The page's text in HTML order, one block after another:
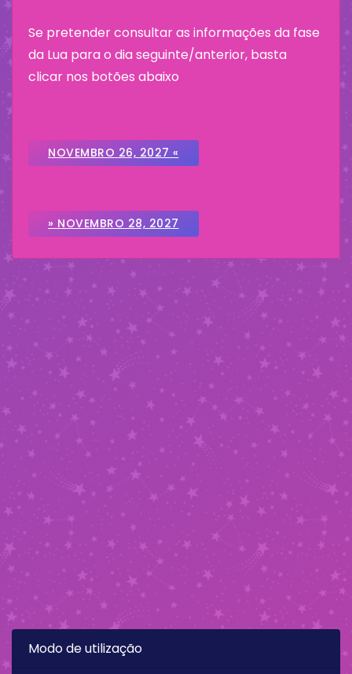
Se pretender consultar as informações da fase
da Lua para o dia seguinte/anterior, basta
clicar nos botões abaixo
NOVEMBRO 26, 2027 «
» NOVEMBRO 28, 2027
Modo de utilização